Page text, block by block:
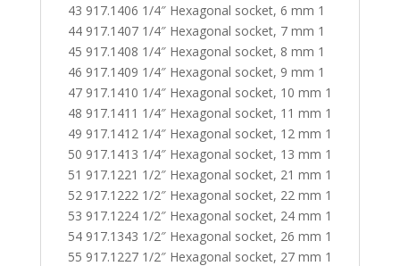
43 917.1406 1/4″ Hexagonal socket, 6 mm 1
44 917.1407 1/4″ Hexagonal socket, 7 mm 1
45 917.1408 1/4″ Hexagonal socket, 8 mm 1
46 917.1409 1/4″ Hexagonal socket, 9 mm 1
47 917.1410 1/4″ Hexagonal socket, 10 mm 1
48 917.1411 1/4″ Hexagonal socket, 11 mm 1
49 917.1412 1/4″ Hexagonal socket, 12 mm 1
50 917.1413 1/4″ Hexagonal socket, 13 mm 1
51 917.1221 1/2″ Hexagonal socket, 21 mm 1
52 917.1222 1/2″ Hexagonal socket, 22 mm 1
53 917.1224 1/2″ Hexagonal socket, 24 mm 1
54 917.1343 1/2″ Hexagonal socket, 26 mm 1
55 917.1227 1/2″ Hexagonal socket, 27 mm 1